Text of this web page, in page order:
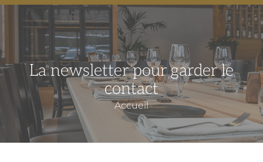
La newsletter pour garder le
contact
Accueil